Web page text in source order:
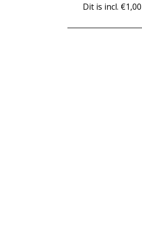
Dit is incl.